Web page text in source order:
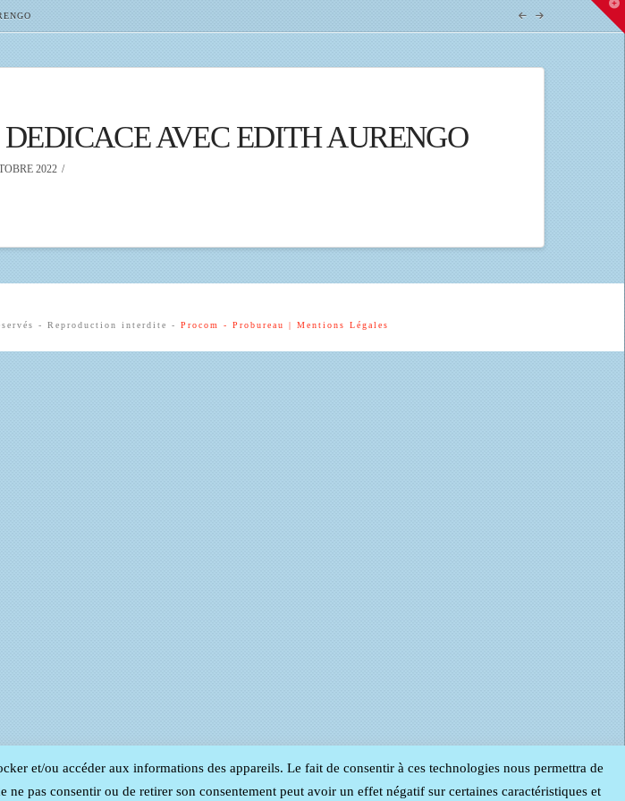
AVEC EDITH AURENGO
2022
- Reproduction interdite - Procom - Probureau | Mentions Légales
et/ou accéder aux informations des appareils. Le fait de consentir à ces technologies nous permettra de
pas consentir ou de retirer son consentement peut avoir un effet négatif sur certaines caractéristiques et